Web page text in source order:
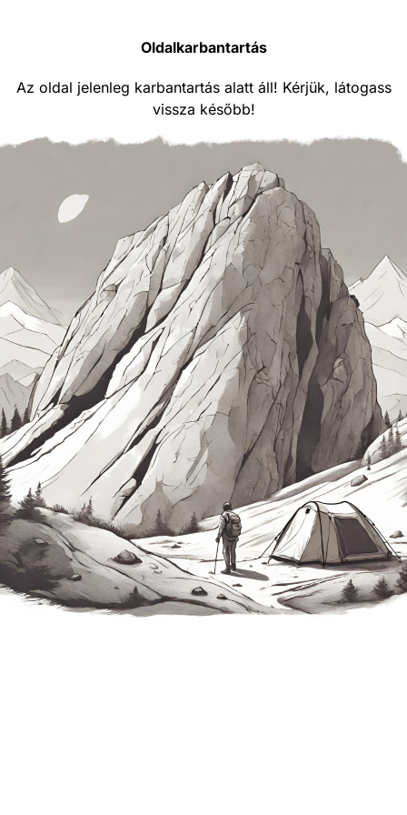
Oldalkarbantartás
Az oldal jelenleg karbantartás alatt áll! Kérjük, látogass
vissza később!